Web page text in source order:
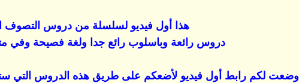
هذا أول فيديو لسلسلة من دروس التصوف
دروس رائعة وباسلوب رائع جدا ولغة فصيحة وفي
وضعت لكم رابط أول فيديو لأضعكم على طريق هذه الدروس التي